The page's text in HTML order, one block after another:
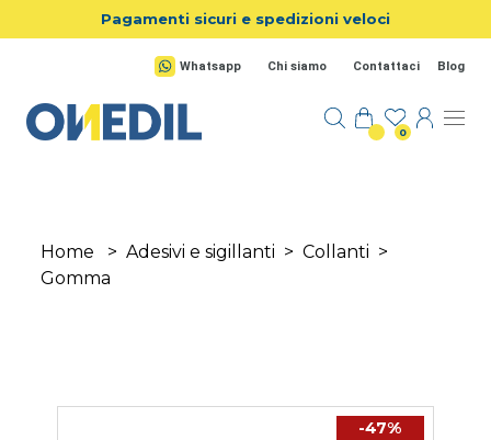
Salta al contenuto principale
Pagamenti sicuri e spedizioni veloci
Whatsapp Chi siamo Contattaci Blog
0
Home > Adesivi e sigillanti > Collanti >
Gomma
-47%